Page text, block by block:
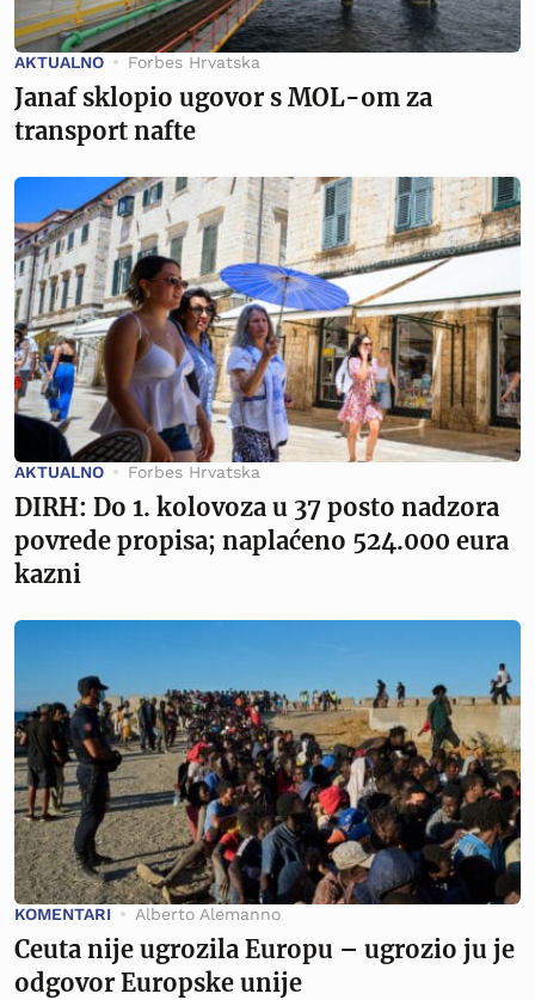
AKTUALNO Forbes Hrvatska
Janaf sklopio ugovor s MOL-om za
transport nafte
AKTUALNO Forbes Hrvatska
DIRH: Do 1. kolovoza u 37 posto nadzora
povrede propisa; naplaćeno 524.000 eura
kazni
KOMENTARI Alberto Alemanno
Ceuta nije ugrozila Europu – ugrozio ju je
odgovor Europske unije